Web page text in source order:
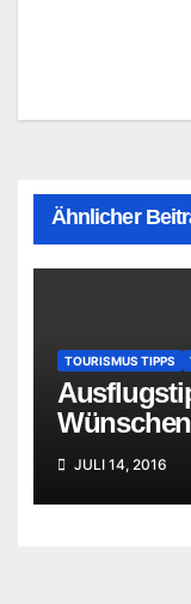
Ähnlicher
TOURISMUS TIPPS
JULI 14, 2016